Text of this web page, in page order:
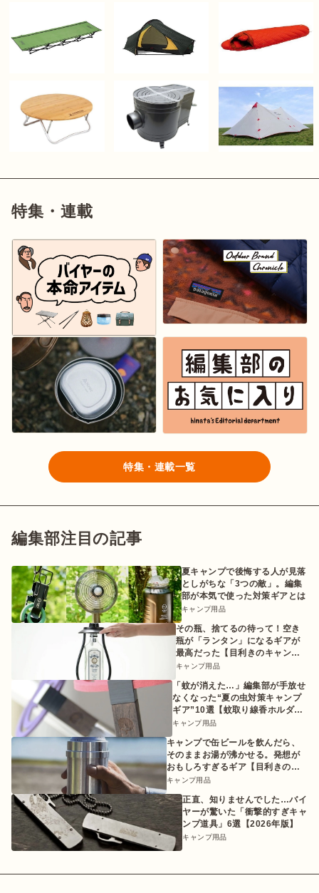
特集・連載
特集・連載一覧
編集部注目の記事
夏キャンプで後悔する人が見落
としがちな「3つの敵」。編集
部が本気で使った対策ギアとは
キャンプ用品
その瓶、捨てるの待って！空き
瓶が「ランタン」になるギアが
最高だった【目利きのキャンプ
ギア】
キャンプ用品
「蚊が消えた…」編集部が手放せ
なくなった“夏の虫対策キャンプ
ギア”10選【蚊取り線香ホルダー
etc.】
キャンプ用品
キャンプで缶ビールを飲んだら、
そのままお湯が沸かせる。発想が
おもしろすぎるギア【目利きのキ
ャンプギア】
キャンプ用品
正直、知りませんでした…バイ
ヤーが驚いた「衝撃的すぎキャ
ンプ道具」6選【2026年版】
キャンプ用品